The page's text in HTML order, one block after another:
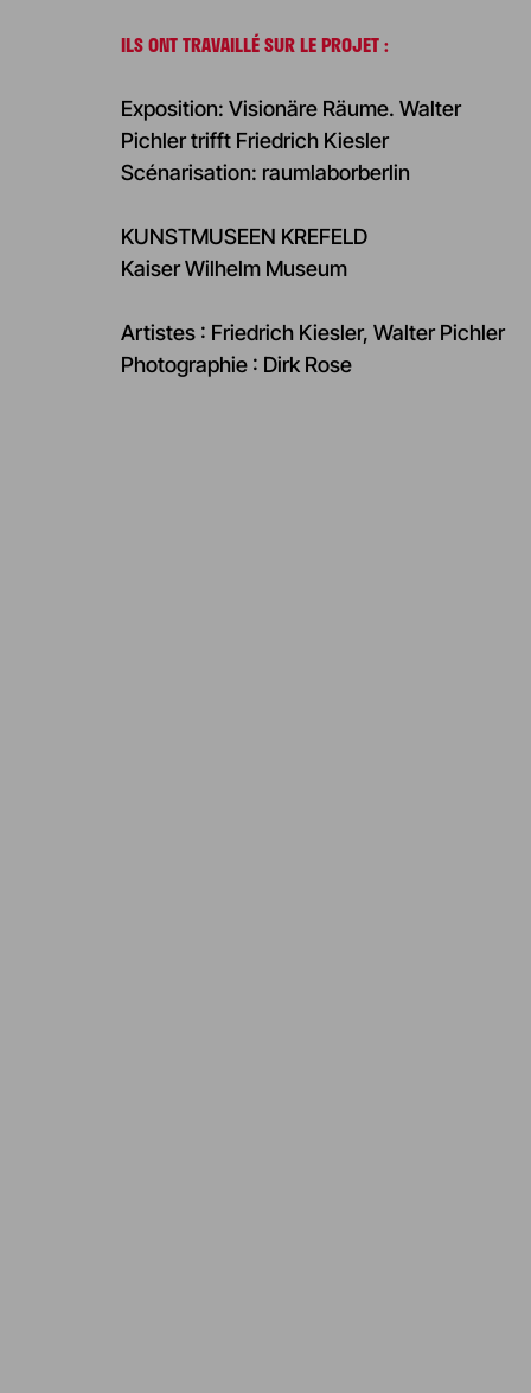
ILS ONT TRAVAILLÉ SUR LE PROJET :
Exposition: Visionäre Räume. Walter
Pichler trifft Friedrich Kiesler
Scénarisation: raumlaborberlin
KUNSTMUSEEN KREFELD
Kaiser Wilhelm Museum
Artistes : Friedrich Kiesler, Walter Pichler
Photographie : Dirk Rose